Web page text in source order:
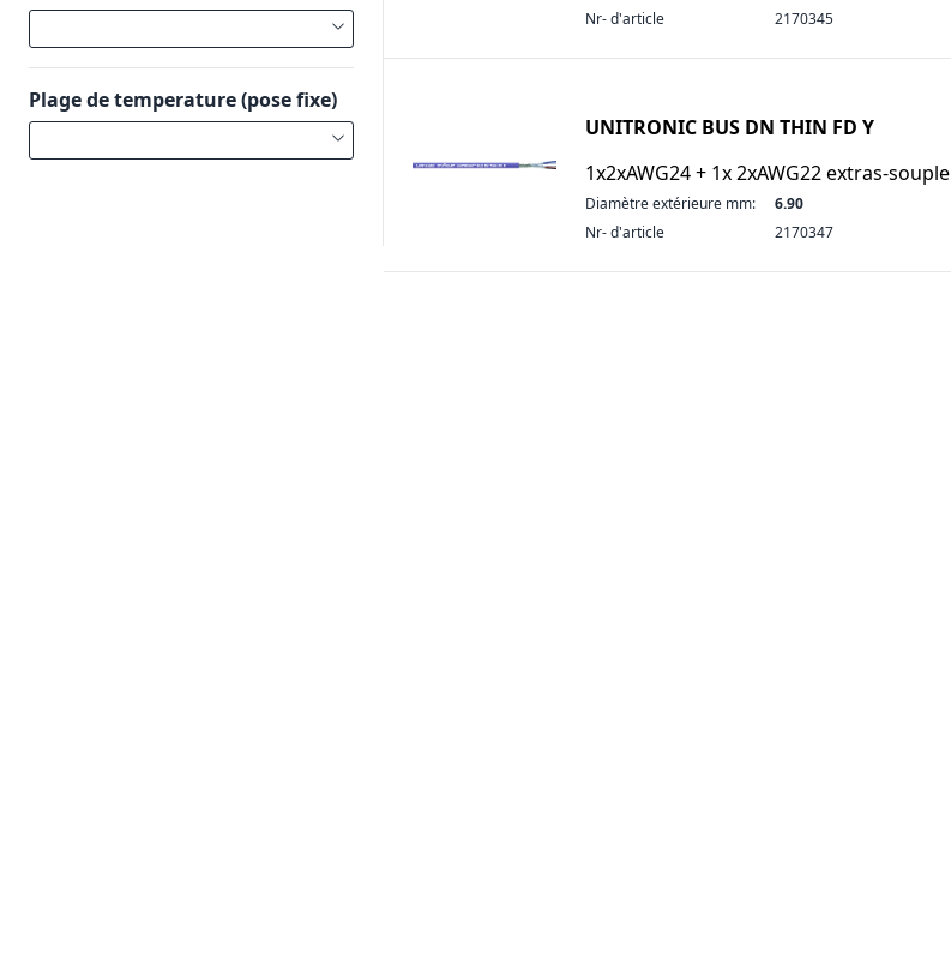
Nr- d'article
2170345
UNITRONIC BUS DN THIN FD Y
1x2xAWG24 + 1x 2xAWG22 extras-souple
Diamètre extérieure mm:
6.90
Nr- d'article
2170347
Plage de temperature (pose fixe)